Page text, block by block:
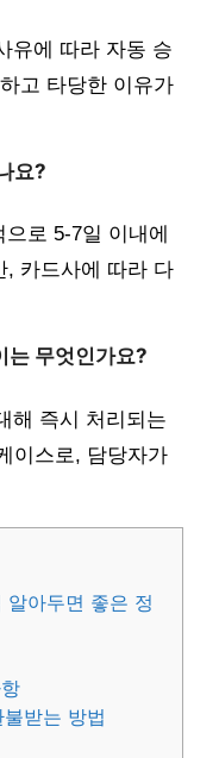
유에 따라 자동 승
고 타당한 이유가
요?
로 5-7일 이내에
, 카드사에 따라 다
는 무엇인가요?
해 즉시 처리되는
이스로, 담당자가
아두면 좋은 정
받는 방법